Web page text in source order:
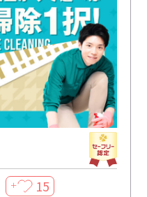
＋ 15